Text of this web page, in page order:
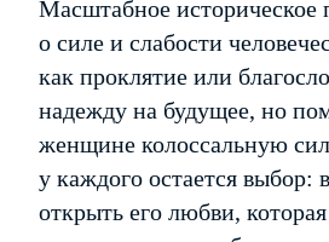
Масштабное историческое
о силе и слабости
как проклятие или
надежду на будущее, но
женщине колоссальную
у каждого остается выбор:
открыть его любви,